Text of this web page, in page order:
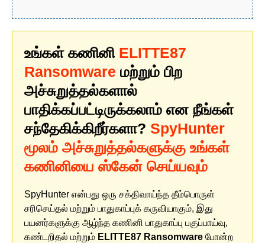
உங்கள் கணினி ELITTE87
Ransomware மற்றும் பிற
அச்சுறுத்தல்களால்
பாதிக்கப்பட்டிருக்கலாம் என நீங்கள்
சந்தேகிக்கிறீர்களா? SpyHunter
மூலம் அச்சுறுத்தல்களுக்கு உங்கள்
கணினியை ஸ்கேன் செய்யவும்
SpyHunter என்பது ஒரு சக்திவாய்ந்த தீம்பொருள்
சரிசெய்தல் மற்றும் பாதுகாப்புக் கருவியாகும், இது
பயனர்களுக்கு ஆழ்ந்த கணினி பாதுகாப்பு பகுப்பாய்வு,
கண்டறிதல் மற்றும் ELITTE87 Ransomware போன்ற